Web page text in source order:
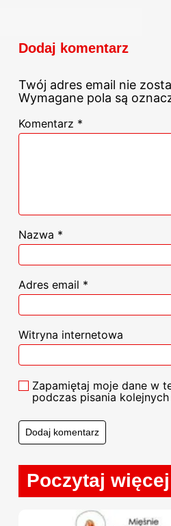
Dodaj komentarz
Twój adres email nie
Wymagane pola są
Komentarz *
Nazwa *
Adres email *
Witryna internetowa
Zapamiętaj moje dane w
podczas pisania
Poczytaj więcej